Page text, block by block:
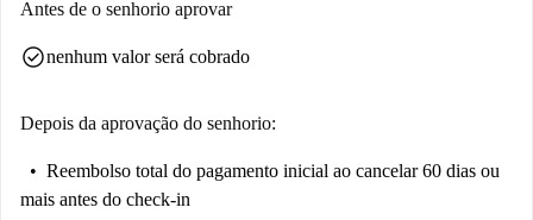
nesta área tão desejada.
Antes de o senhorio aprovar
check_circlenenhum valor será cobrado
Depois da aprovação do senhorio:
Reembolso total do pagamento inicial ao cancelar 60 dias ou
mais antes do check-in